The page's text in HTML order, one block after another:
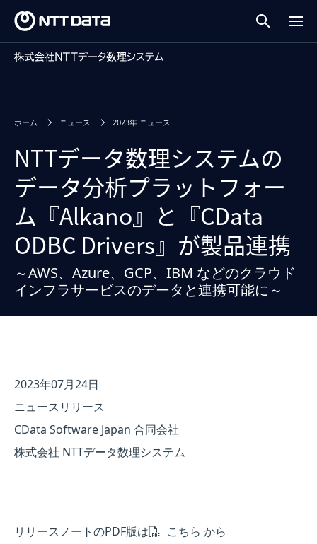
ホーム ニュース 2023年 ニュース
NTTデータ数理システムの
データ分析プラットフォー
ム『Alkano』と『CData
ODBC Drivers』が製品連携
～AWS、Azure、GCP、IBM などのクラウド
インフラサービスのデータと連携可能に～
2023年07月24日
ニュースリリース
CData Software Japan 合同会社
株式会社 NTTデータ数理システム
リリースノートのPDF版は こちら から